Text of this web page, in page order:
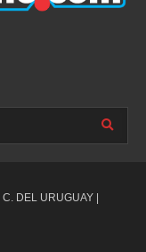
DEL URUGUAY |